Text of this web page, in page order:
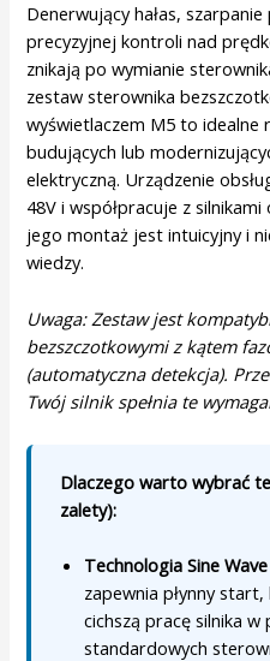
Denerwujący hałas,
precyzyjnej kontroli nad
znikają po wymianie
zestaw sterownika
wyświetlaczem M5 to idealne
budujących lub
elektryczną. Urządzenie
48V i współpracuje z
jego montaż jest intuicyjny i
wiedzy.
Uwaga: Zestaw jest
bezszczotkowymi z kątem
(automatyczna detekcja).
Twój silnik spełnia te
Dlaczego warto wybrać
zalety):
Technologia Sine
zapewnia płynny
cichszą pracę silnika
standardowych